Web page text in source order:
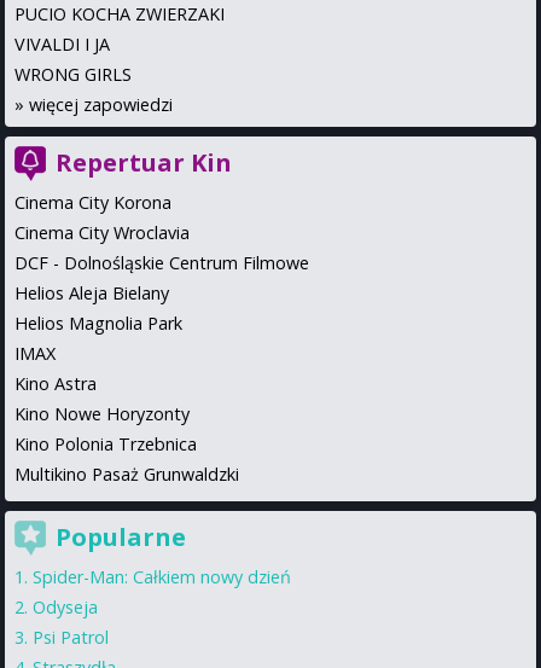
PUCIO KOCHA ZWIERZAKI
VIVALDI I JA
WRONG GIRLS
» więcej zapowiedzi
Repertuar Kin
Cinema City Korona
Cinema City Wroclavia
DCF - Dolnośląskie Centrum Filmowe
Helios Aleja Bielany
Helios Magnolia Park
IMAX
Kino Astra
Kino Nowe Horyzonty
Kino Polonia Trzebnica
Multikino Pasaż Grunwaldzki
Popularne
Spider-Man: Całkiem nowy dzień
Odyseja
Psi Patrol